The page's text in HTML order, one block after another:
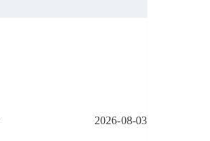
2026-08-03